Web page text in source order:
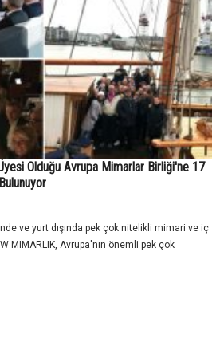
Olduğu Avrupa Mimarlar Birliği'ne 17
ve yurt dışında pek çok nitelikli mimari ve iç
MIMARLIK, Avrupa'nın önemli pek çok